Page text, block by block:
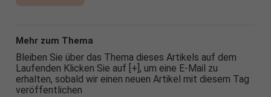
Mehr zum Thema
Bleiben Sie über das Thema dieses Artikels auf dem
Laufenden Klicken Sie auf [+], um eine E-Mail zu
erhalten, sobald wir einen neuen Artikel mit diesem Tag
veröffentlichen